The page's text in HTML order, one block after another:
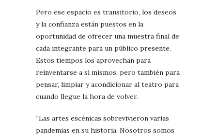
Pero ese espacio es transitorio, los deseos
y la confianza están puestos en la
oportunidad de ofrecer una muestra final de
cada integrante para un público presente.
Estos tiempos los aprovechan para
reinventarse a sí mismos, pero también para
pensar, limpiar y acondicionar al teatro para
cuando llegue la hora de volver.
“Las artes escénicas sobrevivieron varias
pandemias en su historia. Nosotros somos